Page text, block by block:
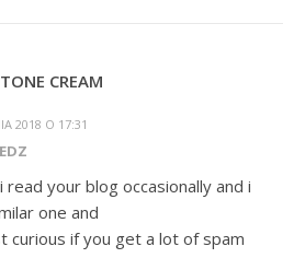
CREAM
2018 O 17:31
read your blog occasionally and i
one and
curious if you get a lot of spam